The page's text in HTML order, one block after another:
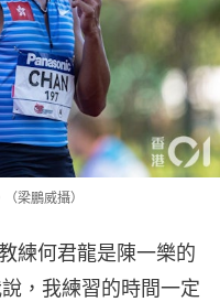
梁鵬威攝）
練何君龍是陳一樂的
，我練習的時間一定